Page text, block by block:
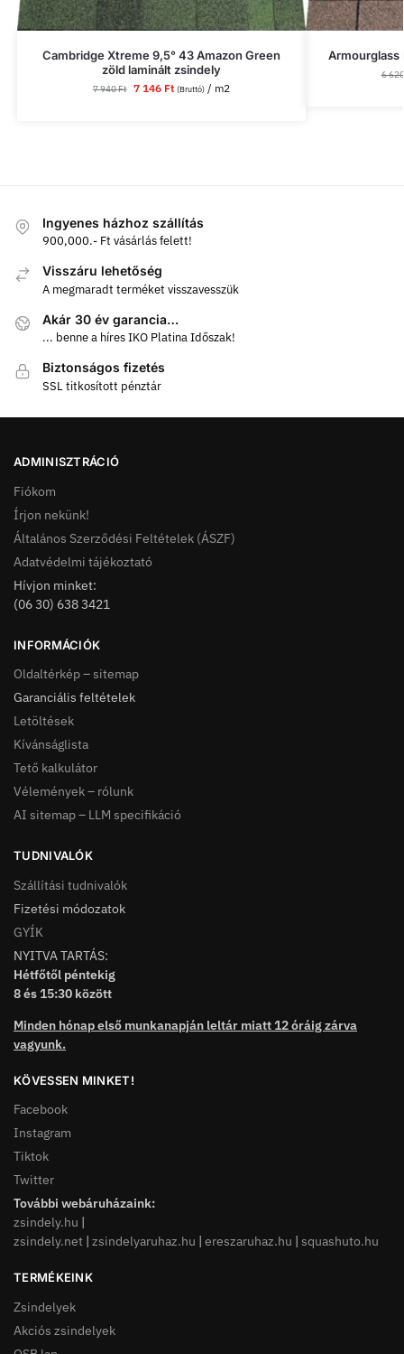
Cambridge Xtreme 9,5° 43 Amazon Green
zöld laminált zsindely
7 940Ft 7 146 Ft (Bruttó)/ m2
Armourglass
6
Ingyenes házhoz szállítás
900,000.- Ft vásárlás felett!
Visszáru lehetőség
A megmaradt terméket visszavesszük
Akár 30 év garancia…
... benne a híres IKO Platina Időszak!
Biztonságos fizetés
SSL titkosított pénztár
ADMINISZTRÁCIÓ
Fiókom
Írjon nekünk!
Általános Szerződési Feltételek (ÁSZF)
Adatvédelmi tájékoztató
Hívjon minket:
(06 30) 638 3421
INFORMÁCIÓK
Oldaltérkép – sitemap
Garanciális feltételek
Letöltések
Kívánságlista
Tető kalkulátor
Vélemények – rólunk
AI sitemap – LLM specifikáció
TUDNIVALÓK
Szállítási tudnivalók
Fizetési módozatok
GYÍK
NYITVA TARTÁS:
Hétfőtől péntekig
8 és 15:30 között
Minden hónap első munkanapján leltár miatt 12 óráig zárva
vagyunk.
KÖVESSEN MINKET!
Facebook
Instagram
Tiktok
Twitter
További webáruházaink:
zsindely.hu |
zsindely.net | zsindelyaruhaz.hu | ereszaruhaz.hu | squashuto.hu
TERMÉKEINK
Zsindelyek
Akciós zsindelyek